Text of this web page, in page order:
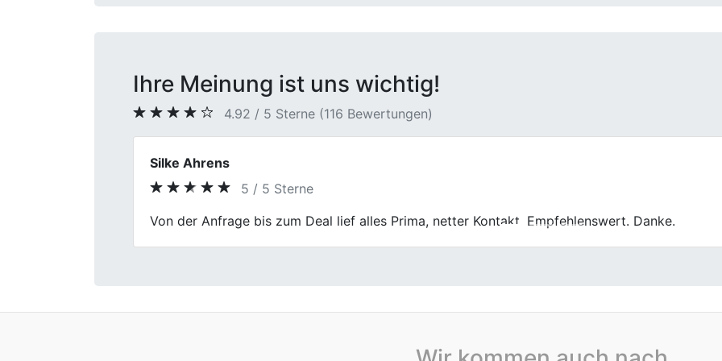
Ihre Meinung ist uns wichtig!
4.92 / 5 Sterne (116 Bewertungen)
Kerstin
5 / 5 Sterne
Gut gemacht! First Car Center hat meinen defekten Wagen abgekauft und mich positiv